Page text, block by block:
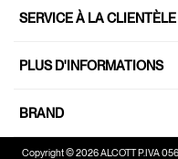
SERVICE À LA CLIENTÈLE
PLUS D'INFORMATIONS
BRAND
Copyright © 2026 ALCOTT P.IVA